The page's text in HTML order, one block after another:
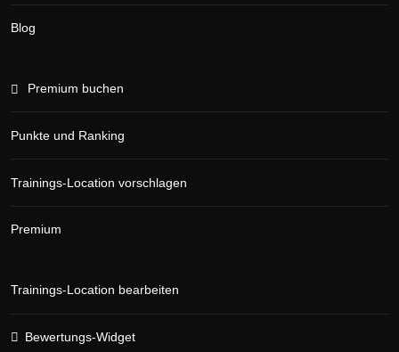
Blog
Premium buchen
Punkte und Ranking
Trainings-Location vorschlagen
Premium
Trainings-Location bearbeiten
Bewertungs-Widget